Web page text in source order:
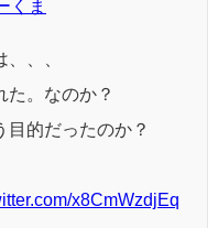
くま
、、
た。なのか？
目的だったのか？
x8CmWzdjEq